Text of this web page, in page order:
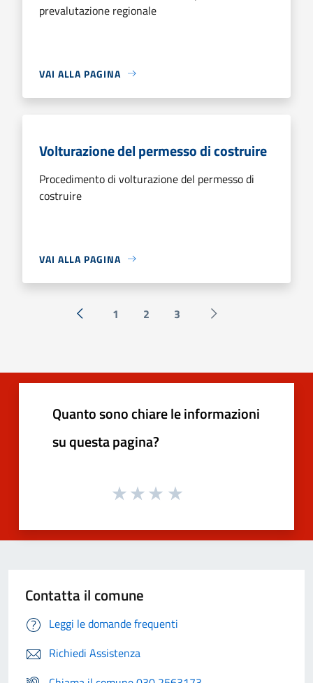
prevalutazione regionale
VAI ALLA PAGINA
Volturazione del permesso di costruire
Procedimento di volturazione del permesso di
costruire
VAI ALLA PAGINA
« Precedente
1 2 3 Successiva »
Quanto sono chiare le informazioni
su questa pagina?
Contatta il comune
Leggi le domande frequenti
Richiedi Assistenza